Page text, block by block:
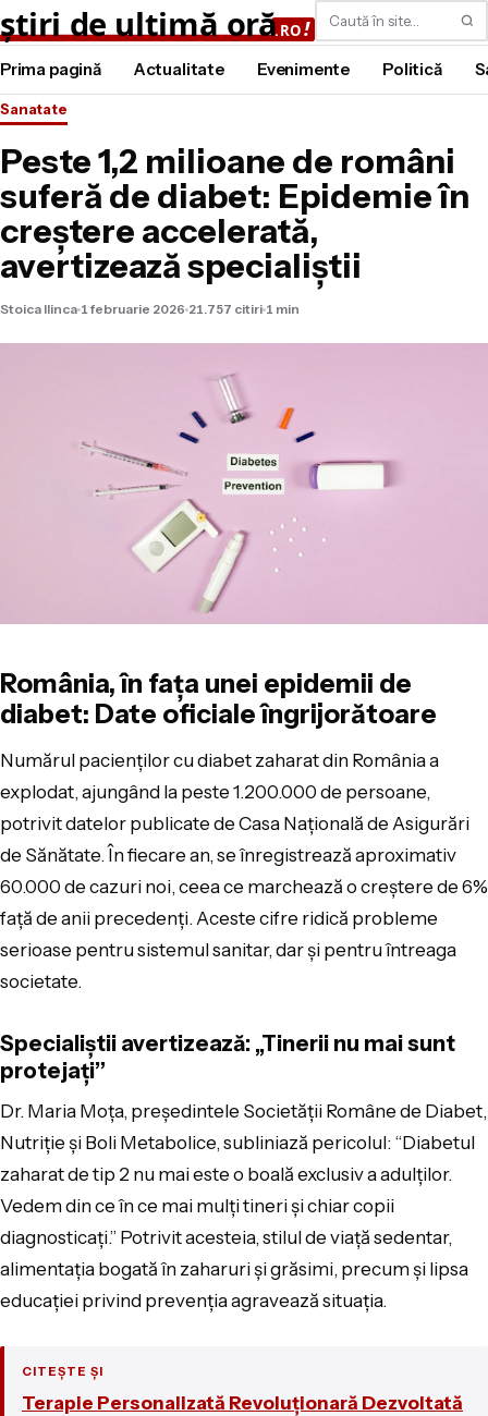
Caută
Prima pagină Actualitate Evenimente Politică
Sanatate
Peste 1,2 milioane de români
suferă de diabet: Epidemie în
creștere accelerată,
avertizează specialiștii
Stoica Ilinca 1 februarie 2026 21.757 citiri 1 min
România, în fața unei epidemii de
diabet: Date oficiale îngrijorătoare
Numărul pacienților cu diabet zaharat din România a
explodat, ajungând la peste 1.200.000 de persoane,
potrivit datelor publicate de Casa Națională de Asigurări
de Sănătate. În fiecare an, se înregistrează aproximativ
60.000 de cazuri noi, ceea ce marchează o creștere de 6%
față de anii precedenți. Aceste cifre ridică probleme
serioase pentru sistemul sanitar, dar și pentru întreaga
societate.
Specialiștii avertizează: „Tinerii nu mai sunt
protejați”
Dr. Maria Moța, președintele Societății Române de Diabet,
Nutriție și Boli Metabolice, subliniază pericolul: “Diabetul
zaharat de tip 2 nu mai este o boală exclusiv a adulților.
Vedem din ce în ce mai mulți tineri și chiar copii
diagnosticați.” Potrivit acesteia, stilul de viață sedentar,
alimentația bogată în zaharuri și grăsimi, precum și lipsa
educației privind prevenția agravează situația.
CITEȘTE ȘI
Terapie Personalizată Revoluționară Dezvoltată